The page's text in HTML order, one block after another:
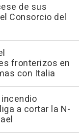
de sus
Consorcio del
fronterizos en
con Italia
a cortar la N-